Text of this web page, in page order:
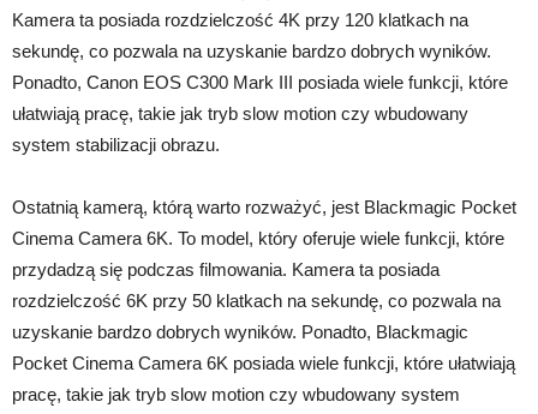
Kamera ta posiada rozdzielczość 4K przy 120 klatkach na
sekundę, co pozwala na uzyskanie bardzo dobrych wyników.
Ponadto, Canon EOS C300 Mark III posiada wiele funkcji, które
ułatwiają pracę, takie jak tryb slow motion czy wbudowany
system stabilizacji obrazu.
Ostatnią kamerą, którą warto rozważyć, jest Blackmagic Pocket
Cinema Camera 6K. To model, który oferuje wiele funkcji, które
przydadzą się podczas filmowania. Kamera ta posiada
rozdzielczość 6K przy 50 klatkach na sekundę, co pozwala na
uzyskanie bardzo dobrych wyników. Ponadto, Blackmagic
Pocket Cinema Camera 6K posiada wiele funkcji, które ułatwiają
pracę, takie jak tryb slow motion czy wbudowany system